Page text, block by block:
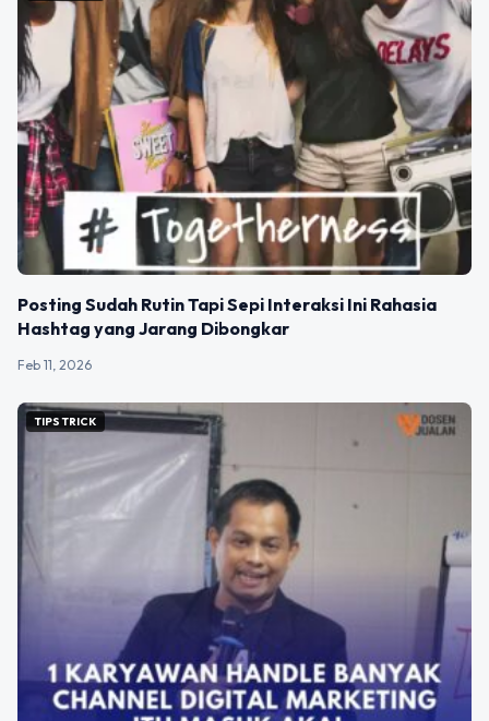
Posting Sudah Rutin Tapi Sepi Interaksi Ini Rahasia
Hashtag yang Jarang Dibongkar
Feb 11, 2026
TIPS TRICK